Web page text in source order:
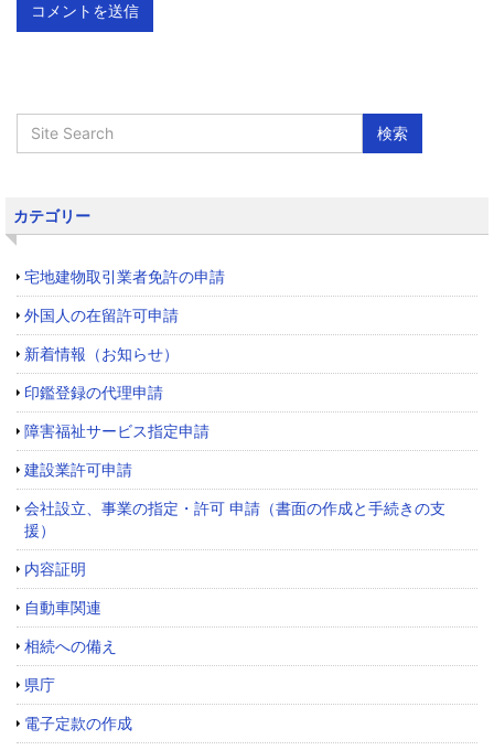
カテゴリー
宅地建物取引業者免許の申請
外国人の在留許可申請
新着情報（お知らせ）
印鑑登録の代理申請
障害福祉サービス指定申請
建設業許可申請
会社設立、事業の指定・許可 申請（書面の作成と手続きの支
援）
内容証明
自動車関連
相続への備え
県庁
電子定款の作成